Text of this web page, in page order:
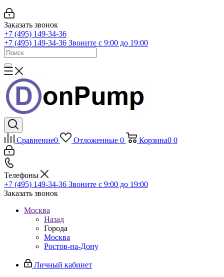
Заказать звонок
+7 (495) 149-34-36
+7 (495) 149-34-36 Звоните с 9:00 до 19:00
Сравнение0 Отложенные 0 Корзина0 0
Телефоны
+7 (495) 149-34-36 Звоните с 9:00 до 19:00
Заказать звонок
Москва
Назад
Города
Москва
Ростов-на-Дону
Личный кабинет